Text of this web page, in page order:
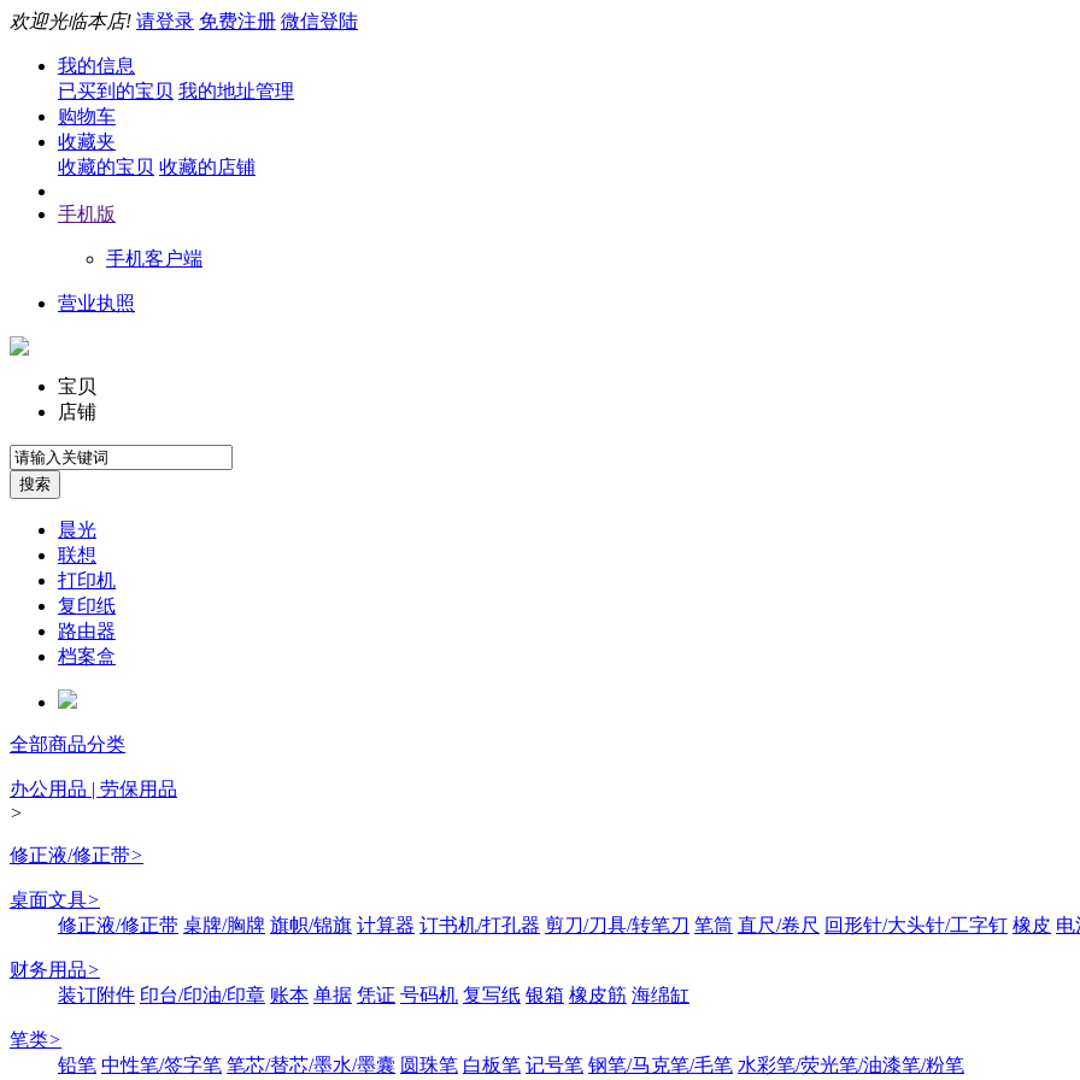
欢迎光临本店! 请登录 免费注册 微信登陆
我的信息
已买到的宝贝 我的地址管理
购物车
收藏夹
收藏的宝贝 收藏的店铺
手机版
手机客户端
营业执照
宝贝
店铺
晨光
联想
打印机
复印纸
路由器
档案盒
全部商品分类
办公用品 | 劳保用品
>
修正液/修正带>
桌面文具>
修正液/修正带 桌牌/胸牌 旗帜/锦旗 计算器 订书机/打孔器 剪刀/刀具/转笔刀 笔筒 直尺/卷尺 回形针/大头针/工字钉 橡皮 电
财务用品>
装订附件 印台/印油/印章 账本 单据 凭证 号码机 复写纸 银箱 橡皮筋 海绵缸
笔类>
铅笔 中性笔/签字笔 笔芯/替芯/墨水/墨囊 圆珠笔 白板笔 记号笔 钢笔/马克笔/毛笔 水彩笔/荧光笔/油漆笔/粉笔